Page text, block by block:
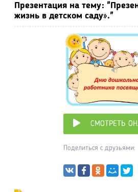
Презентация на тему:
жизнь в детском саду»."
СМОТРЕТЬ
Поделиться с друзьями: